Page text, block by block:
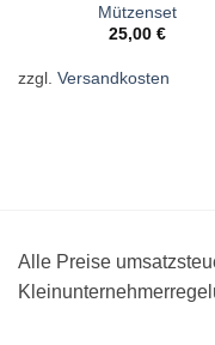
Mützenset
25,00 €
zzgl. Versandkosten
Alle Preise